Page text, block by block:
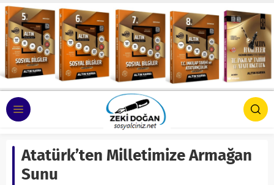
Atatürk’ten Milletimize Armağan
Sunu